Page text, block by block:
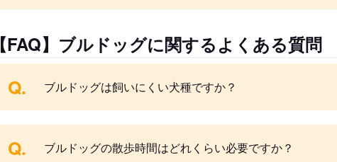
【FAQ】ブルドッグに関するよくある質問
Q. ブルドッグは飼いにくい犬種ですか？
Q. ブルドッグの散歩時間はどれくらい必要ですか？